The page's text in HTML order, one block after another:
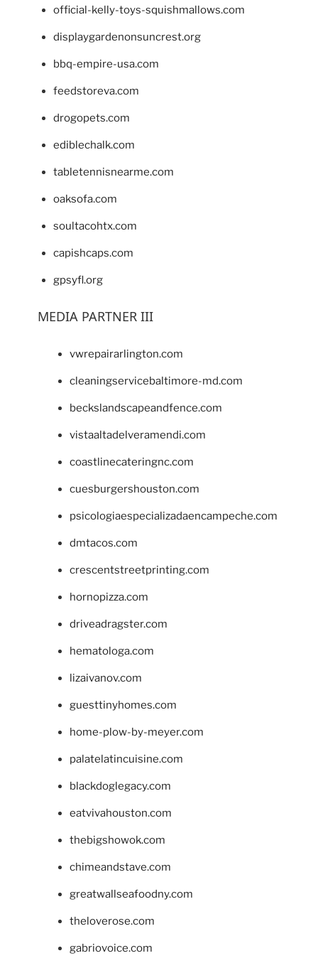
official-kelly-toys-squishmallows.com
displaygardenonsuncrest.org
bbq-empire-usa.com
feedstoreva.com
drogopets.com
ediblechalk.com
tabletennisnearme.com
oaksofa.com
soultacohtx.com
capishcaps.com
gpsyfl.org
MEDIA PARTNER III
vwrepairarlington.com
cleaningservicebaltimore-md.com
beckslandscapeandfence.com
vistaaltadelveramendi.com
coastlinecateringnc.com
cuesburgershouston.com
psicologiaespecializadaencampeche.com
dmtacos.com
crescentstreetprinting.com
hornopizza.com
driveadragster.com
hematologa.com
lizaivanov.com
guesttinyhomes.com
home-plow-by-meyer.com
palatelatincuisine.com
blackdoglegacy.com
eatvivahouston.com
thebigshowok.com
chimeandstave.com
greatwallseafoodny.com
theloverose.com
gabriovoice.com